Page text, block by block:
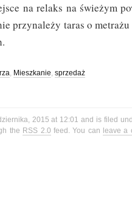
na relaks na świeżym
przynależy taras o
, Mieszkanie, sprzedaż
2015 at 12:01 and is filed
the RSS 2.0 feed. You can leave a